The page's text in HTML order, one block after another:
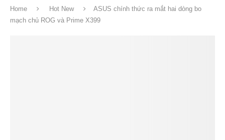
Home Hot New
ASUS chính thức ra mắt hai dòng bo
mạch chủ ROG và Prime X399